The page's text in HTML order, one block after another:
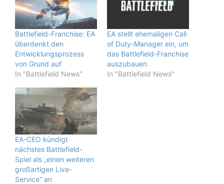
Battlefield-Franchise: EA
überdenkt den
Entwicklungsprozess
von Grund auf
In "Battlefield News"
EA stellt ehemaligen Call
of Duty-Manager ein, um
das Battlefield-Franchise
auszubauen
In "Battlefield News"
EA-CEO kündigt
nächstes Battlefield-
Spiel als „einen weiteren
großartigen Live-
Service“ an